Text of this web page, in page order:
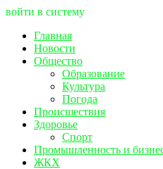
войти в систему
Главная
Новости
Общество
Образование
Культура
Погода
Происшествия
Здоровье
Спорт
Промышленность и
ЖКХ